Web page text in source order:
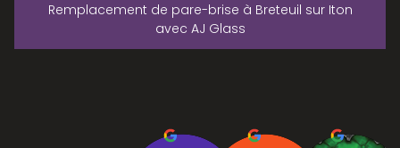
Remplacement de pare-brise à Breteuil sur Iton
avec AJ Glass